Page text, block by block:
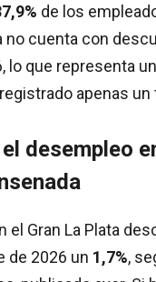
de los
no cuenta con
lo que representa
registrado apenas
desempleo
el Gran La Plata
de 2026 un 1,7%,